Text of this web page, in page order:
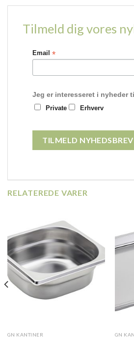
Tilmeld dig vores
Email *
Jeg er interesseret i nyheder
Private Erhverv
RELATEREDE VARER
GN KANTINER GN